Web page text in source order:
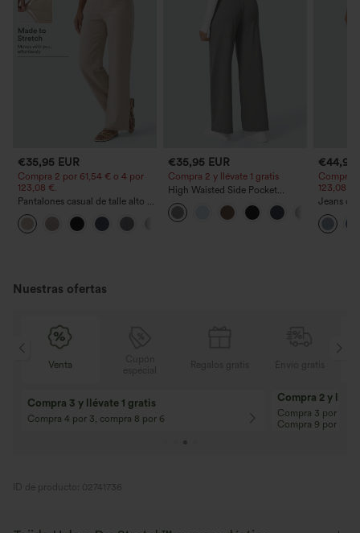
€35,95 EUR
Compra 2 por 61,54 € o 4 por
123,08 €.
Pantalones casual de talle alto y
pierna recta con tacto de lino y
bolsillos
€35,95 EUR
Compra 2 y llévate 1 gratis
High Waisted Side Pocket
Straight Leg Work Pants
€44,95
Compra
123,08 €.
Jeans
cordón
Nuestras ofertas
Venta
Compra 3 y llévate 1 gratis
Compra 4 por 3, compra 8 por 6
Compra 2 y
Compra 3 por 2,
Compra 9 por 6
ID de producto: 02741736